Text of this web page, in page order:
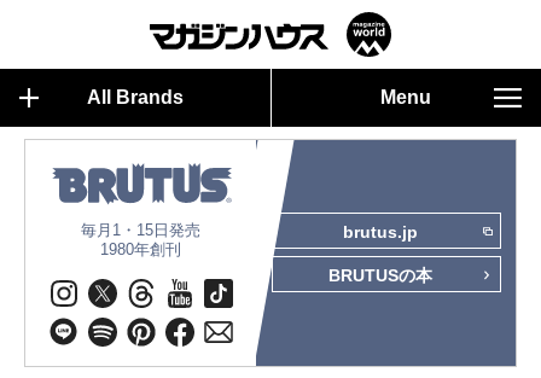
All Brands Menu
毎月1・15日発売
1980年創刊
brutus.jp
BRUTUSの本